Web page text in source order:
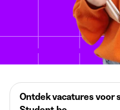
Ontdek vacatures voor